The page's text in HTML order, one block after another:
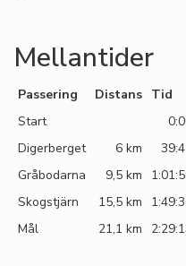
Mellantider
Passering Distans Tid
Start
Digerberget
6 km
Gråbodarna
9,5 km
Skogstjärn
15,5 km
Mål
21,1 km